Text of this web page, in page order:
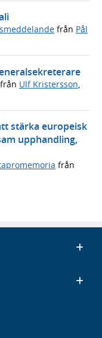
från Pål
från Ulf Kristersson
stärka europeisk
upphandling,
från